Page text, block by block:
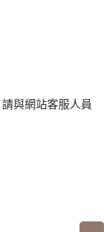
與網站客服人員